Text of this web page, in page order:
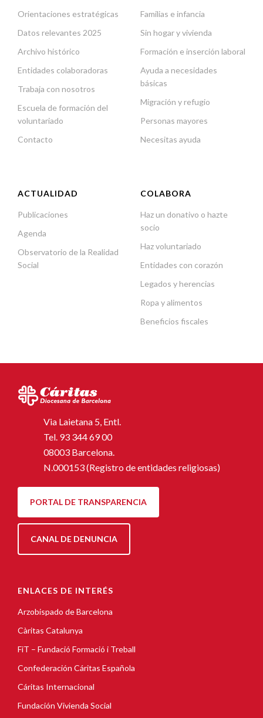
Orientaciones estratégicas
Datos relevantes 2025
Archivo histórico
Entidades colaboradoras
Trabaja con nosotros
Escuela de formación del
voluntariado
Contacto
Familias e infancia
Sin hogar y vivienda
Formación e inserción laboral
Ayuda a necesidades
básicas
Migración y refugio
Personas mayores
Necesitas ayuda
ACTUALIDAD
Publicaciones
Agenda
Observatorio de la Realidad
Social
COLABORA
Haz un donativo o hazte
socio
Haz voluntariado
Entidades con corazón
Legados y herencias
Ropa y alimentos
Beneficios fiscales
Via Laietana 5, Entl.
Tel. 93 344 69 00
08003 Barcelona.
N.000153 (Registro de entidades religiosas)
PORTAL DE TRANSPARENCIA
CANAL DE DENUNCIA
ENLACES DE INTERÉS
Arzobispado de Barcelona
Càritas Catalunya
FiT – Fundació Formació i Treball
Confederación Cáritas Española
Cáritas Internacional
Fundación Vivienda Social